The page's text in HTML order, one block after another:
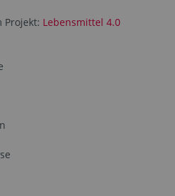
Projekt: Lebensmittel 4.0